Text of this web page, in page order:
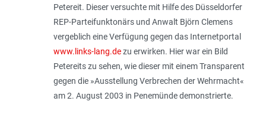
Petereit. Dieser versuchte mit Hilfe des Düsseldorfer
REP-Parteifunktonärs und Anwalt Björn Clemens
vergeblich eine Verfügung gegen das Internetportal
www.links-lang.dezu erwirken. Hier war ein Bild
Petereits zu sehen, wie dieser mit einem Transparent
gegen die »Ausstellung Verbrechen der Wehrmacht«
am 2. August 2003 in Penemünde demonstrierte.